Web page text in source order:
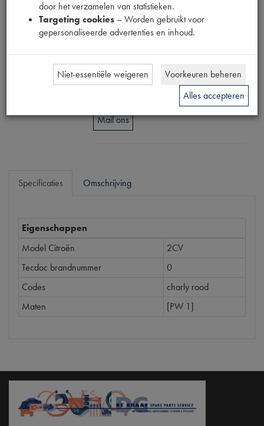
Prijs
btw)
Dit product kan op dit moment niet besteld
Mail ons
Specificaties Omschrijving
Eigenschappen
Model Citroën
2CV
Tecdoc brandnummer
0
Codes
charly rood
Maten
[PW 1]
door het verzamelen van statistieken.
Targeting cookies – Worden gebruikt voor
gepersonaliseerde advertenties en inhoud.
Niet-essentiële weigeren
Voorkeuren beheren
Alles accepteren